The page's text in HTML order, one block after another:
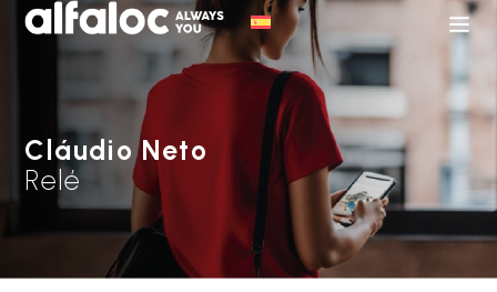
Cláudio Neto
Relé